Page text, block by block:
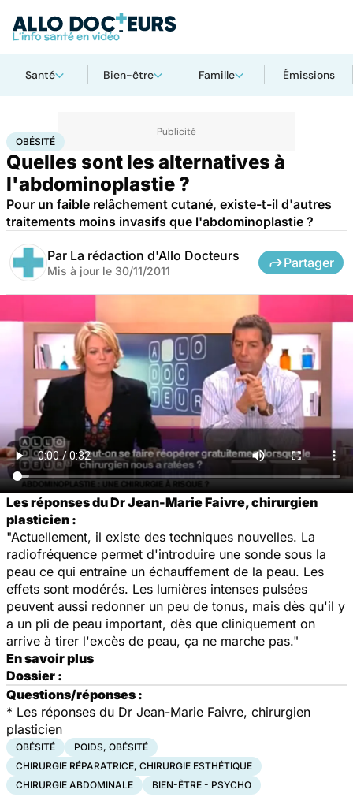
Santé Bien-être Famille Émissions
AccueilSanté
OBÉSITÉ
Quelles sont les alternatives à
l'abdominoplastie ?
Pour un faible relâchement cutané, existe-t-il d'autres
traitements moins invasifs que l'abdominoplastie ?
Par La rédaction d'Allo Docteurs
Mis à jour le 30/11/2011
Partager
Les réponses du Dr Jean-Marie Faivre, chirurgien
plasticien :
"Actuellement, il existe des techniques nouvelles. La
radiofréquence permet d'introduire une sonde sous la
peau ce qui entraîne un échauffement de la peau. Les
effets sont modérés. Les lumières intenses pulsées
peuvent aussi redonner un peu de tonus, mais dès qu'il y
a un pli de peau important, dès que cliniquement on
arrive à tirer l'excès de peau, ça ne marche pas."
En savoir plus
Dossier :
Questions/réponses :
* Les réponses du Dr Jean-Marie Faivre, chirurgien
plasticien
OBÉSITÉ
POIDS, OBÉSITÉ
CHIRURGIE RÉPARATRICE, CHIRURGIE ESTHÉTIQUE
CHIRURGIE ABDOMINALE
BIEN-ÊTRE - PSYCHO